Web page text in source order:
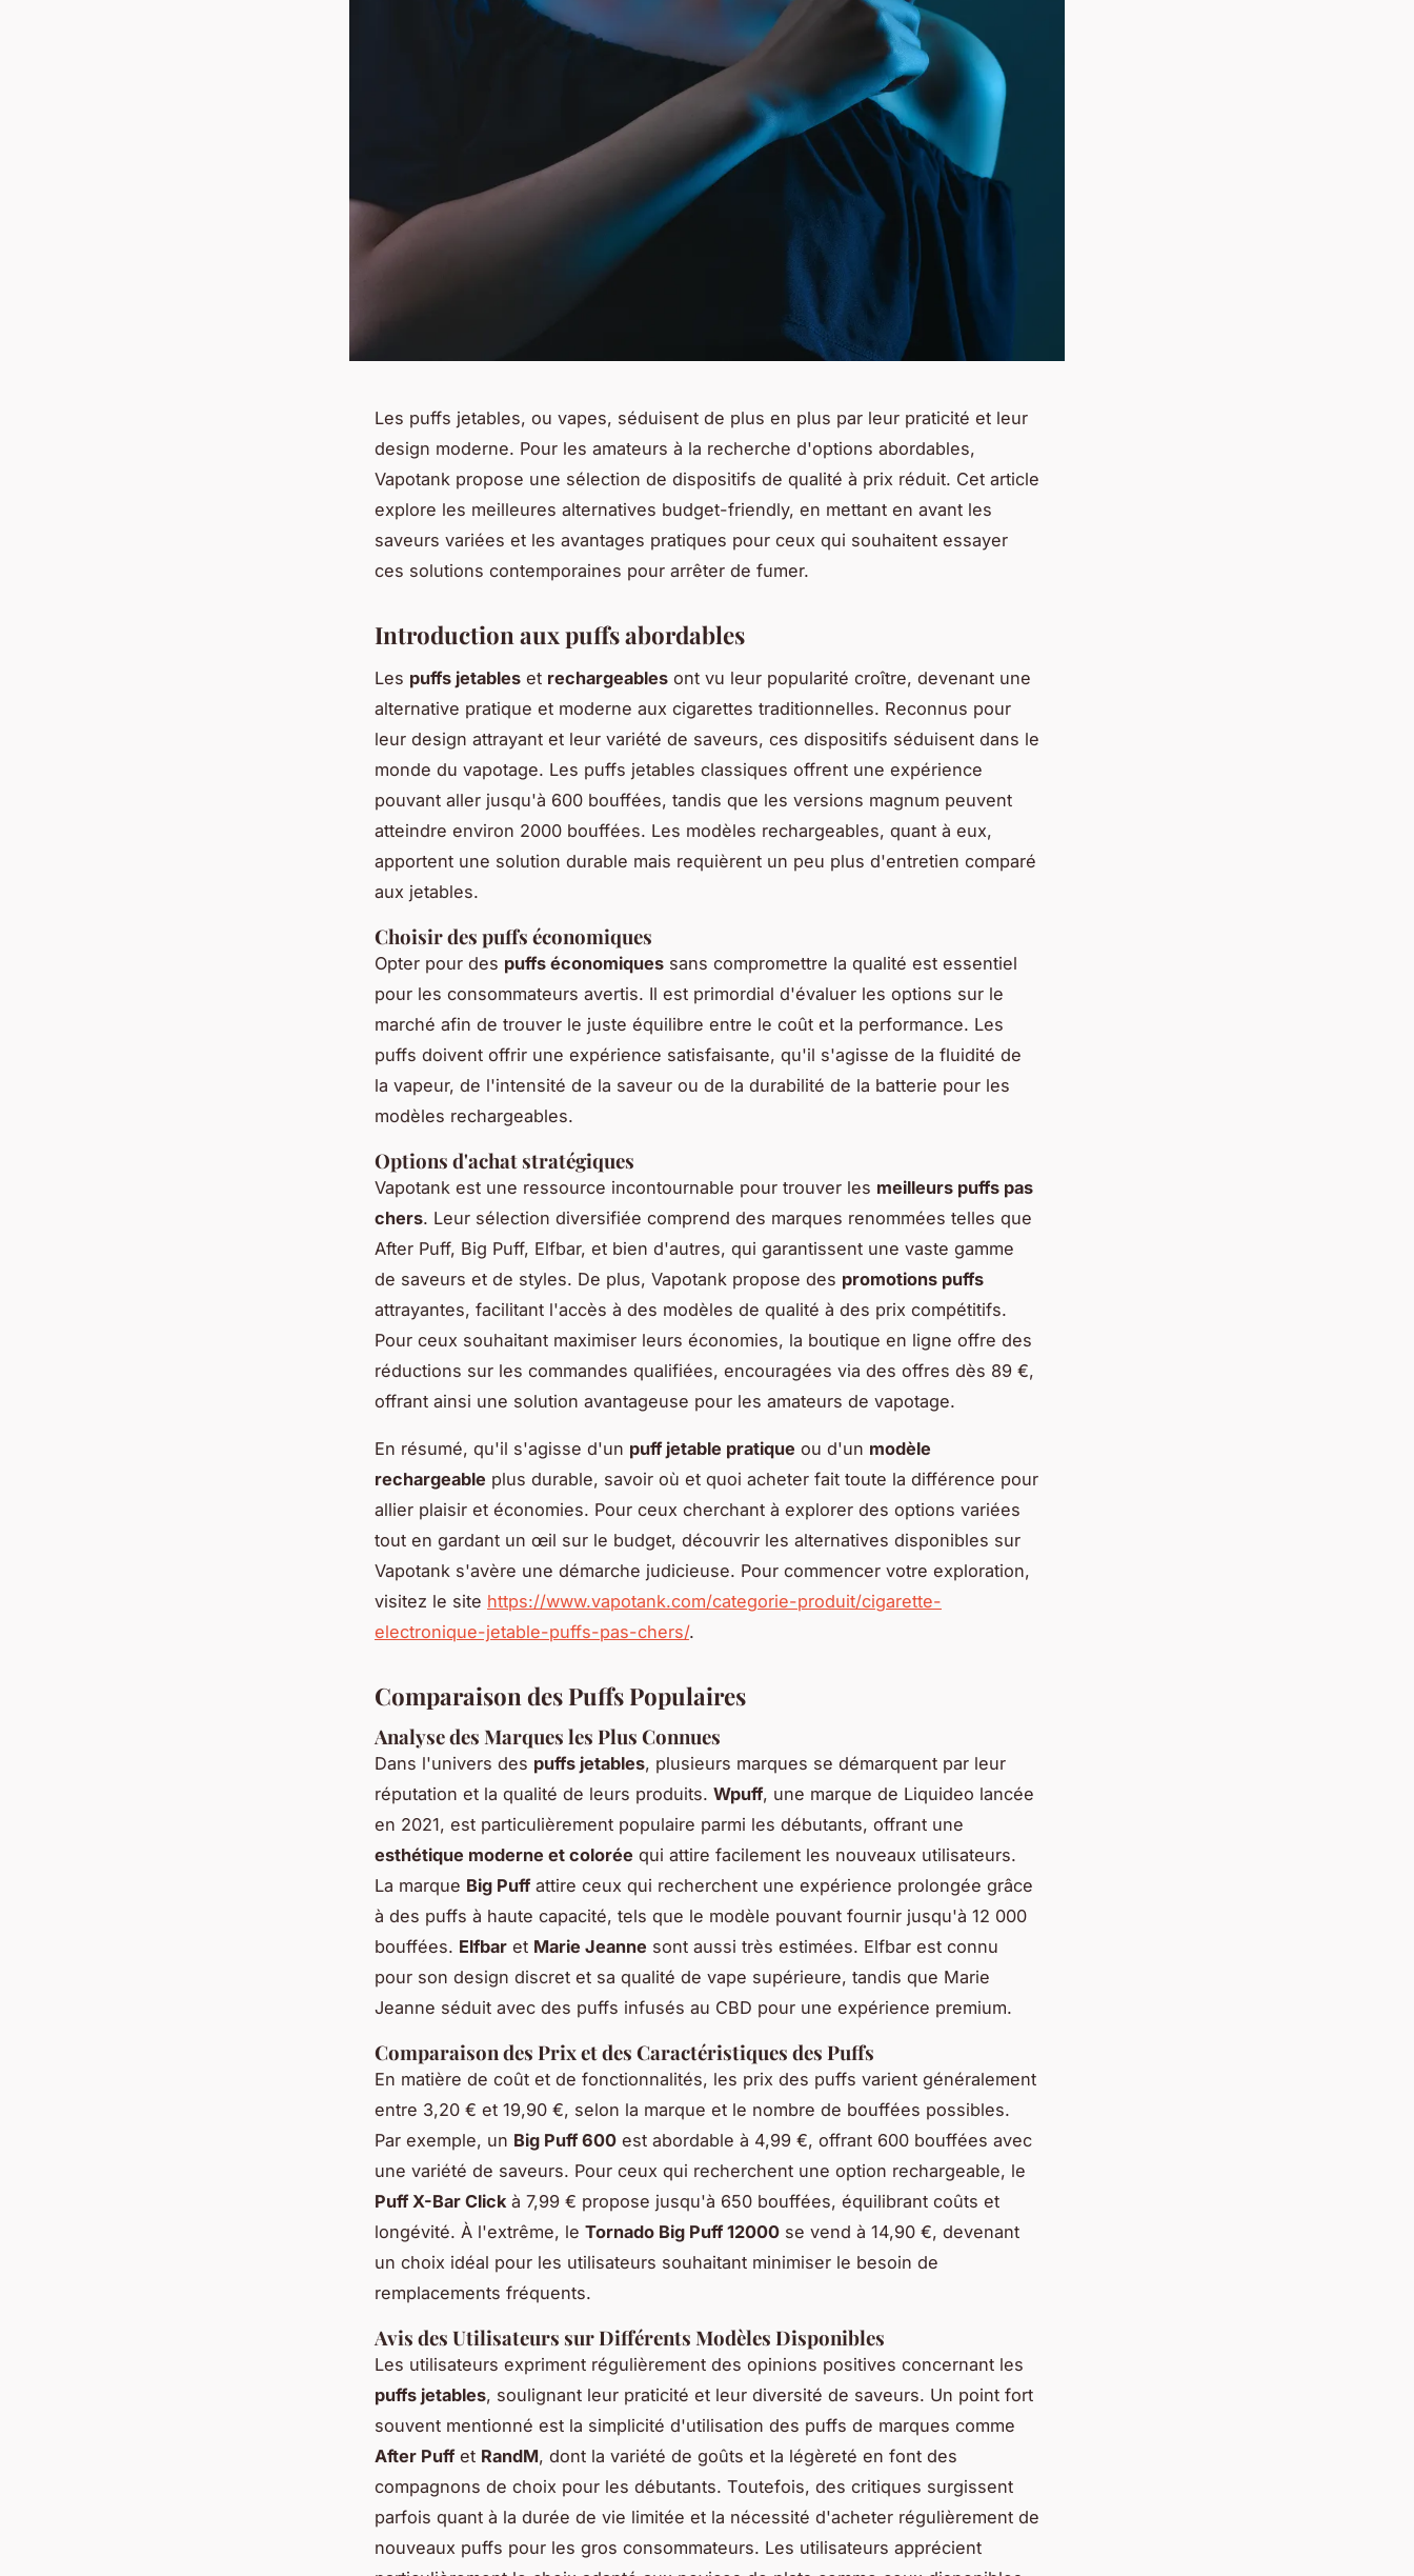
Les puffs jetables, ou vapes, séduisent de plus en plus par leur praticité et leur
design moderne. Pour les amateurs à la recherche d'options abordables,
Vapotank propose une sélection de dispositifs de qualité à prix réduit. Cet article
explore les meilleures alternatives budget-friendly, en mettant en avant les
saveurs variées et les avantages pratiques pour ceux qui souhaitent essayer
ces solutions contemporaines pour arrêter de fumer.
Introduction aux puffs abordables
Les puffs jetables et rechargeables ont vu leur popularité croître, devenant une
alternative pratique et moderne aux cigarettes traditionnelles. Reconnus pour
leur design attrayant et leur variété de saveurs, ces dispositifs séduisent dans le
monde du vapotage. Les puffs jetables classiques offrent une expérience
pouvant aller jusqu'à 600 bouffées, tandis que les versions magnum peuvent
atteindre environ 2000 bouffées. Les modèles rechargeables, quant à eux,
apportent une solution durable mais requièrent un peu plus d'entretien comparé
aux jetables.
Choisir des puffs économiques
Opter pour des puffs économiques sans compromettre la qualité est essentiel
pour les consommateurs avertis. Il est primordial d'évaluer les options sur le
marché afin de trouver le juste équilibre entre le coût et la performance. Les
puffs doivent offrir une expérience satisfaisante, qu'il s'agisse de la fluidité de
la vapeur, de l'intensité de la saveur ou de la durabilité de la batterie pour les
modèles rechargeables.
Options d'achat stratégiques
Vapotank est une ressource incontournable pour trouver les meilleurs puffs pas
chers. Leur sélection diversifiée comprend des marques renommées telles que
After Puff, Big Puff, Elfbar, et bien d'autres, qui garantissent une vaste gamme
de saveurs et de styles. De plus, Vapotank propose des promotions puffs
attrayantes, facilitant l'accès à des modèles de qualité à des prix compétitifs.
Pour ceux souhaitant maximiser leurs économies, la boutique en ligne offre des
réductions sur les commandes qualifiées, encouragées via des offres dès 89 €,
offrant ainsi une solution avantageuse pour les amateurs de vapotage.
En résumé, qu'il s'agisse d'un puff jetable pratique ou d'un modèle
rechargeable plus durable, savoir où et quoi acheter fait toute la différence pour
allier plaisir et économies. Pour ceux cherchant à explorer des options variées
tout en gardant un œil sur le budget, découvrir les alternatives disponibles sur
Vapotank s'avère une démarche judicieuse. Pour commencer votre exploration,
visitez le site https://www.vapotank.com/categorie-produit/cigarette-
electronique-jetable-puffs-pas-chers/.
Comparaison des Puffs Populaires
Analyse des Marques les Plus Connues
Dans l'univers des puffs jetables, plusieurs marques se démarquent par leur
réputation et la qualité de leurs produits. Wpuff, une marque de Liquideo lancée
en 2021, est particulièrement populaire parmi les débutants, offrant une
esthétique moderne et colorée qui attire facilement les nouveaux utilisateurs.
La marque Big Puffattire ceux qui recherchent une expérience prolongée grâce
à des puffs à haute capacité, tels que le modèle pouvant fournir jusqu'à 12 000
bouffées. Elfbar et Marie Jeanne sont aussi très estimées. Elfbar est connu
pour son design discret et sa qualité de vape supérieure, tandis que Marie
Jeanne séduit avec des puffs infusés au CBD pour une expérience premium.
Comparaison des Prix et des Caractéristiques des Puffs
En matière de coût et de fonctionnalités, les prix des puffs varient généralement
entre 3,20 € et 19,90 €, selon la marque et le nombre de bouffées possibles.
Par exemple, un Big Puff 600 est abordable à 4,99 €, offrant 600 bouffées avec
une variété de saveurs. Pour ceux qui recherchent une option rechargeable, le
Puff X-Bar Clickà 7,99 € propose jusqu'à 650 bouffées, équilibrant coûts et
longévité. À l'extrême, le Tornado Big Puff 12000 se vend à 14,90 €, devenant
un choix idéal pour les utilisateurs souhaitant minimiser le besoin de
remplacements fréquents.
Avis des Utilisateurs sur Différents Modèles Disponibles
Les utilisateurs expriment régulièrement des opinions positives concernant les
puffs jetables, soulignant leur praticité et leur diversité de saveurs. Un point fort
souvent mentionné est la simplicité d'utilisation des puffs de marques comme
After Puffet RandM, dont la variété de goûts et la légèreté en font des
compagnons de choix pour les débutants. Toutefois, des critiques surgissent
parfois quant à la durée de vie limitée et la nécessité d'acheter régulièrement de
nouveaux puffs pour les gros consommateurs. Les utilisateurs apprécient